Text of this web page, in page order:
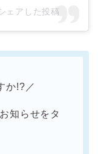
ェアした投稿
か!?／
知らせをタ